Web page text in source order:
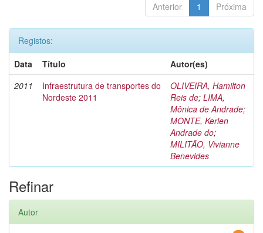
Anterior 1 Próxima
Registos:
Data
Título
Autor(es)
2011
Infraestrutura de transportes do
Nordeste 2011
OLIVEIRA, Hamilton
Reis de; LIMA,
Mônica de Andrade;
MONTE, Kerlen
Andrade do;
MILITÃO, Vivianne
Benevides
Refinar
Autor